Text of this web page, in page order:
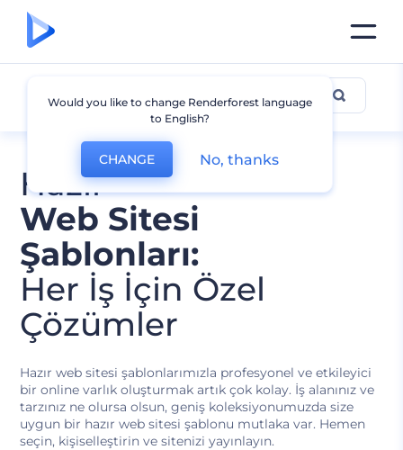
Hazır
Web Sitesi
Şablonları:
Her İş İçin Özel
Çözümler
Hazır web sitesi şablonlarımızla profesyonel ve etkileyici
bir online varlık oluşturmak artık çok kolay. İş alanınız ve
tarzınız ne olursa olsun, geniş koleksiyonumuzda size
uygun bir hazır web sitesi şablonu mutlaka var. Hemen
seçin, kişiselleştirin ve sitenizi yayınlayın.
Tüm Şablonlar
Would you like to change Renderforest language
to English?
CHANGE No, thanks